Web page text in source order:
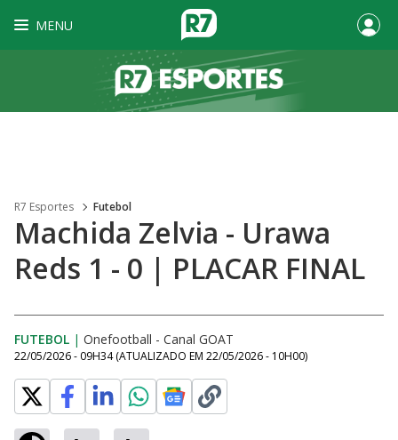
MENU
R7 Esportes Futebol
Machida Zelvia - Urawa
Reds 1 - 0 | PLACAR FINAL
FUTEBOL | Onefootball - Canal GOAT
22/05/2026 - 09H34 (ATUALIZADO EM 22/05/2026 - 10H00)